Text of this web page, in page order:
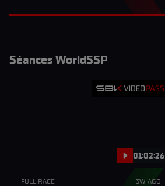
Séances WorldSSP
01:02:26
FULL RACE 3W AGO